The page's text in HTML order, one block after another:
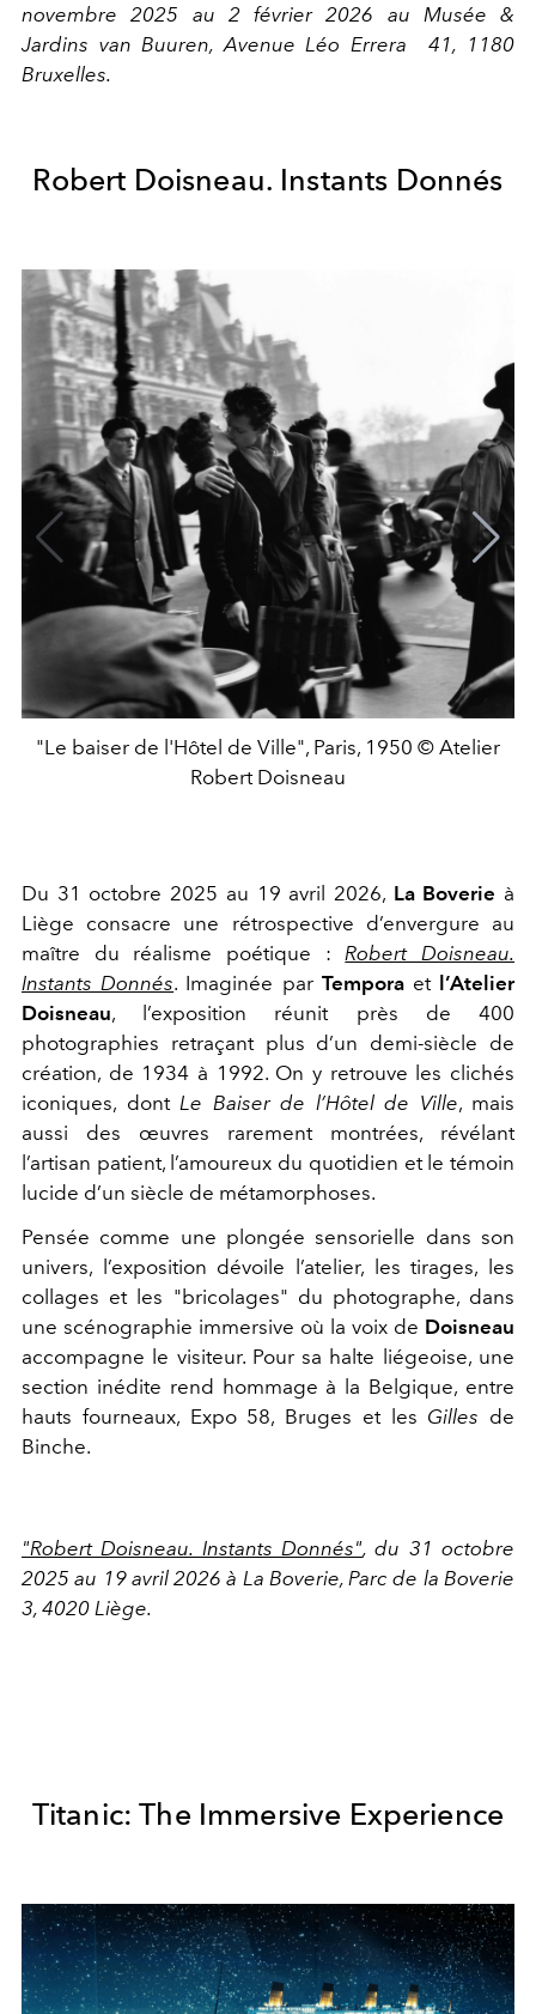
novembre 2025 au 2 février 2026 au Musée &
Jardins van Buuren, Avenue Léo Errera 41, 1180
Bruxelles.
Robert Doisneau. Instants Donnés
"Le baiser de l'Hôtel de Ville", Paris, 1950 © Atelier
Robert Doisneau
Du 31 octobre 2025 au 19 avril 2026, La Boverie à
Liège consacre une rétrospective d’envergure au
maître du réalisme poétique : Robert Doisneau.
Instants Donnés. Imaginée par Temporaet l’Atelier
Doisneau, l’exposition réunit près de 400
photographies retraçant plus d’un demi-siècle de
création, de 1934 à 1992. On y retrouve les clichés
iconiques, dont Le Baiser de l’Hôtel de Ville, mais
aussi des œuvres rarement montrées, révélant
l’artisan patient, l’amoureux du quotidien et le témoin
lucide d’un siècle de métamorphoses.
Pensée comme une plongée sensorielle dans son
univers, l’exposition dévoile l’atelier, les tirages, les
collages et les "bricolages" du photographe, dans
une scénographie immersive où la voix de Doisneau
accompagne le visiteur. Pour sa halte liégeoise, une
section inédite rend hommage à la Belgique, entre
hauts fourneaux, Expo 58, Bruges et les Gilles de
Binche.
"Robert Doisneau. Instants Donnés", du 31 octobre
2025 au 19 avril 2026 à La Boverie, Parc de la Boverie
3, 4020 Liège.
Titanic: The Immersive Experience